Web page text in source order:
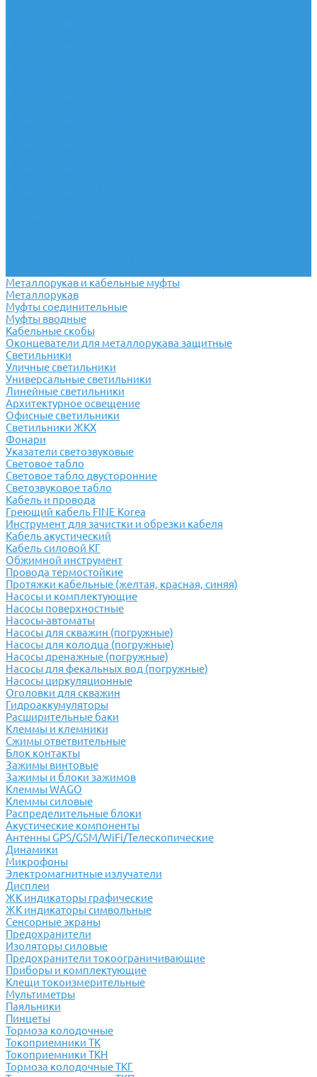
Металлорукав и кабельные муфты
Металлорукав
Муфты соединительные
Муфты вводные
Кабельные скобы
Оконцеватели для металлорукава защитные
Светильники
Уличные светильники
Универсальные светильники
Линейные светильники
Архитектурное освещение
Офисные светильники
Светильники ЖКХ
Фонари
Указатели светозвуковые
Световое табло
Световое табло двусторонние
Светозвуковое табло
Кабель и провода
Греющий кабель FINE Korea
Инструмент для зачистки и обрезки кабеля
Кабель акустический
Кабель силовой КГ
Обжимной инструмент
Провода термостойкие
Протяжки кабельные (желтая, красная, синяя)
Насосы и комплектующие
Насосы поверхностные
Насосы-автоматы
Насосы для скважин (погружные)
Насосы для колодца (погружные)
Насосы дренажные (погружные)
Насосы для фекальных вод (погружные)
Насосы циркуляционные
Оголовки для скважин
Гидроаккумуляторы
Расширительные баки
Клеммы и клемники
Cжимы ответвительные
Блок контакты
Зажимы винтовые
Зажимы и блоки зажимов
Клеммы WAGO
Клеммы силовые
Распределительные блоки
Акустические компоненты
Антенны GPS/GSM/WiFi/Телескопические
Динамики
Микрофоны
Электромагнитные излучатели
Дисплеи
ЖК индикаторы графические
ЖК индикаторы символьные
Сенсорные экраны
Предохранители
Изоляторы силовые
Предохранители токоограничивающие
Приборы и комплектующие
Клещи токоизмерительные
Мультиметры
Паяльники
Пинцеты
Тормоза колодочные
Токоприемники ТК
Токоприемники ТКН
Тормоза колодочные ТКГ